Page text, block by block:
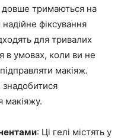
довше тримаються на
фіксування
для тривалих
в умовах, коли ви не
макіяж.
макіяжу.
: Ці гелі містять у